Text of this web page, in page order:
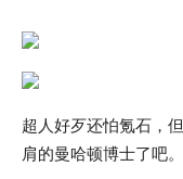
超人好歹还怕氪石，
肩的曼哈顿博士了吧。